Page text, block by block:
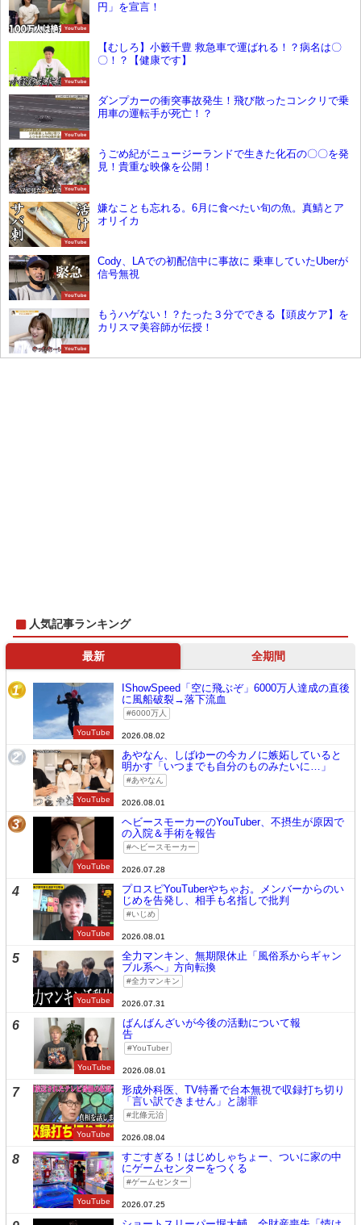
YouTube
円」を宣言！
YouTube
【むしろ】小籔千豊 救急車で運ばれる！？病名は〇
〇！？【健康です】
YouTube
ダンプカーの衝突事故発生！飛び散ったコンクリで乗
用車の運転手が死亡！？
YouTube
うごめ紀がニュージーランドで生きた化石の〇〇を発
見！貴重な映像を公開！
YouTube
嫌なことも忘れる。6月に食べたい旬の魚。真鯖とア
オリイカ
YouTube
Cody、LAでの初配信中に事故に 乗車していたUberが
信号無視
YouTube
もうハゲない！？たった３分でできる【頭皮ケア】を
カリスマ美容師が伝授！
人気記事ランキング
最新 全期間
1
YouTube
IShowSpeed「空に飛ぶぞ」6000万人達成の直後
に風船破裂→落下流血
6000万人
2026.08.02
2
YouTube
あやなん、しばゆーの今カノに嫉妬していると
明かす「いつまでも自分のものみたいに…」
あやなん
2026.08.01
3
YouTube
ヘビースモーカーのYouTuber、不摂生が原因で
の入院＆手術を報告
ヘビースモーカー
2026.07.28
4
YouTube
プロスピYouTuberやちゃお。メンバーからのい
じめを告発し、相手も名指しで批判
いじめ
2026.08.01
5
YouTube
全力マンキン、無期限休止「風俗系からギャン
ブル系へ」方向転換
全力マンキン
2026.07.31
6
YouTube
ばんばんざいが今後の活動について報
告
YouTuber
2026.08.01
7
YouTube
形成外科医、TV特番で台本無視で収録打ち切り
「言い訳できません」と謝罪
北條元治
2026.08.04
8
YouTube
すごすぎる！はじめしゃちょー、ついに家の中
にゲームセンターをつくる
ゲームセンター
2026.07.25